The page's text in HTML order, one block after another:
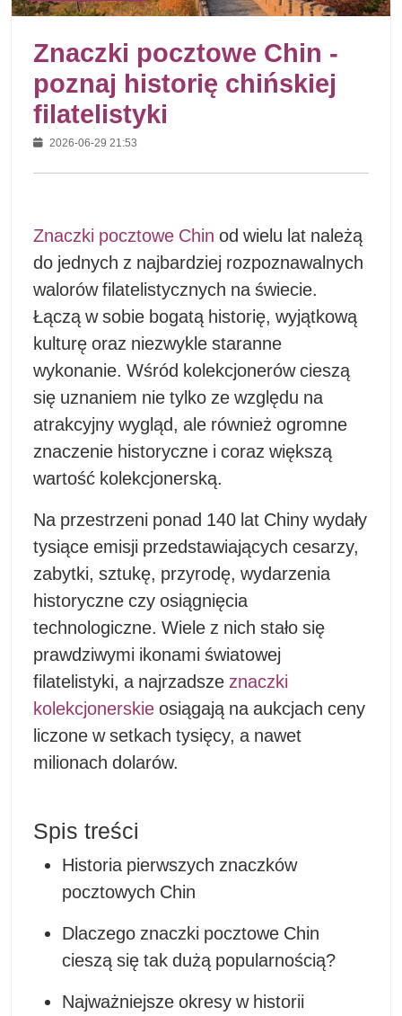
Znaczki pocztowe Chin -
poznaj historię chińskiej
filatelistyki
2026-06-29 21:53
Znaczki pocztowe Chin od wielu lat należą
do jednych z najbardziej rozpoznawalnych
walorów filatelistycznych na świecie.
Łączą w sobie bogatą historię, wyjątkową
kulturę oraz niezwykle staranne
wykonanie. Wśród kolekcjonerów cieszą
się uznaniem nie tylko ze względu na
atrakcyjny wygląd, ale również ogromne
znaczenie historyczne i coraz większą
wartość kolekcjonerską.
Na przestrzeni ponad 140 lat Chiny wydały
tysiące emisji przedstawiających cesarzy,
zabytki, sztukę, przyrodę, wydarzenia
historyczne czy osiągnięcia
technologiczne. Wiele z nich stało się
prawdziwymi ikonami światowej
filatelistyki, a najrzadsze znaczki
kolekcjonerskie osiągają na aukcjach ceny
liczone w setkach tysięcy, a nawet
milionach dolarów.
Spis treści
Historia pierwszych znaczków
pocztowych Chin
Dlaczego znaczki pocztowe Chin
cieszą się tak dużą popularnością?
Najważniejsze okresy w historii